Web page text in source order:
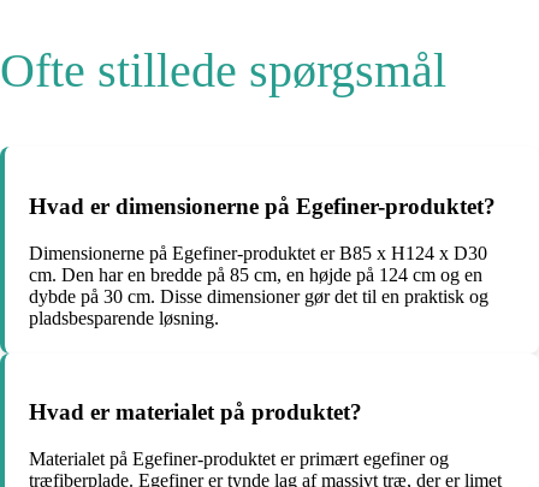
Ofte stillede spørgsmål
Hvad er dimensionerne på Egefiner-produktet?
Dimensionerne på Egefiner-produktet er B85 x H124 x D30
cm. Den har en bredde på 85 cm, en højde på 124 cm og en
dybde på 30 cm. Disse dimensioner gør det til en praktisk og
pladsbesparende løsning.
Hvad er materialet på produktet?
Materialet på Egefiner-produktet er primært egefiner og
træfiberplade. Egefiner er tynde lag af massivt træ, der er limet